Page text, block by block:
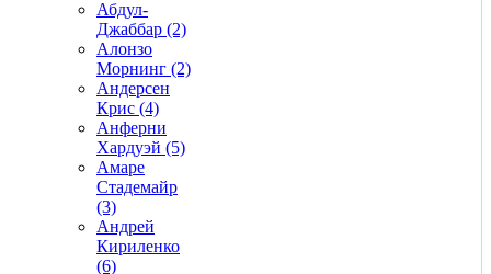
Абдул-
Джаббар (2)
Алонзо
Морнинг (2)
Андерсен
Крис (4)
Анферни
Xардуэй (5)
Амаре
Стадемайр
(3)
Андрей
Кириленко
(6)